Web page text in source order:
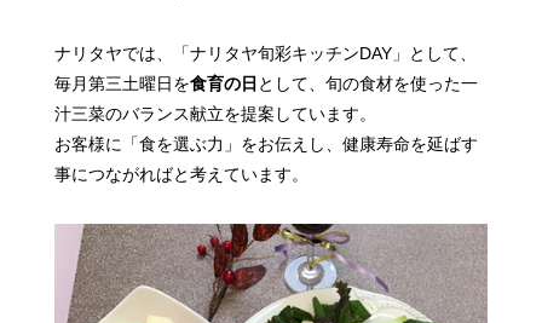
ナリタヤでは、「ナリタヤ旬彩キッチンDAY」として、
毎月第三土曜日を食育の日 として、 旬の食材を使った一
汁三菜のバランス献立を提案しています。
お客様に「食を選ぶ力」をお伝えし、健康寿命を延ばす
事につながればと考えています。